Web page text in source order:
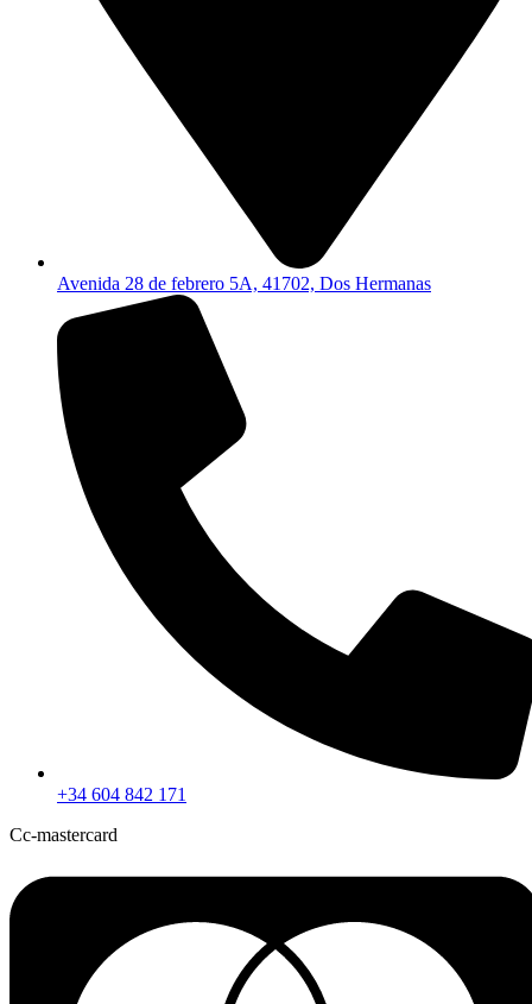
Avenida 28 de febrero 5A, 41702, Dos Hermanas
+34 604 842 171
Cc-mastercard